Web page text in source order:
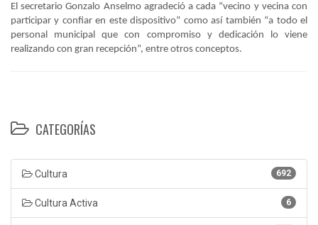
El secretario Gonzalo Anselmo agradeció a cada “vecino y vecina con
participar y confiar en este dispositivo” como así también “a todo el
personal municipal que con compromiso y dedicación lo viene
realizando con gran recepción”, entre otros conceptos.
CATEGORÍAS
692
Cultura
6
Cultura Activa